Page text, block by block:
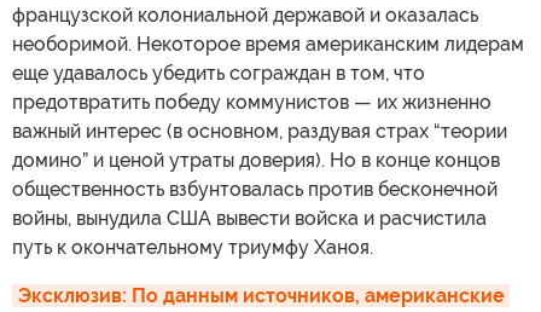
французской колониальной державой и оказалась
необоримой. Некоторое время американским лидерам
еще удавалось убедить сограждан в том, что
предотвратить победу коммунистов — их жизненно
важный интерес (в основном, раздувая страх “теории
домино” и ценой утраты доверия). Но в конце концов
общественность взбунтовалась против бесконечной
войны, вынудила США вывести войска и расчистила
путь к окончательному триумфу Ханоя.
Эксклюзив: По данным источников, американские